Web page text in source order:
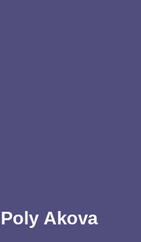
Poly Аkova